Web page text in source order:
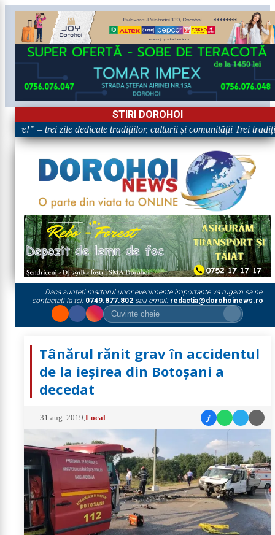
STIRI DOROHOI
– trei zile dedicate tradițiilor, culturii și comunității Trei
Daca sunteti martorul unor evenimente importante va rugam sa ne
contactati la tel: 0749.877.802sau email: redactia@dorohoinews.ro
Tânărul rănit grav în accidentul
de la ieșirea din Botoșani a
decedat
31 aug. 2019 ,Local f